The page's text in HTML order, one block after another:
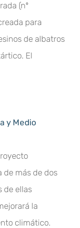
(nº
para
de albatros
El
y Medio
de más de dos
de ellas
la
climático.